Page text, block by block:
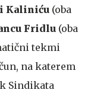
Kaliniću (oba
Fridlu (oba
tekmi
na katerem
Sindikata